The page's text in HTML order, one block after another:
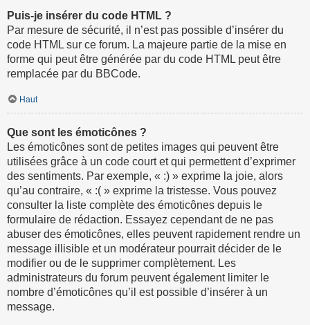
Puis-je insérer du code HTML ?
Par mesure de sécurité, il n’est pas possible d’insérer du
code HTML sur ce forum. La majeure partie de la mise en
forme qui peut être générée par du code HTML peut être
remplacée par du BBCode.
Haut
Que sont les émoticônes ?
Les émoticônes sont de petites images qui peuvent être
utilisées grâce à un code court et qui permettent d’exprimer
des sentiments. Par exemple, « :) » exprime la joie, alors
qu’au contraire, « :( » exprime la tristesse. Vous pouvez
consulter la liste complète des émoticônes depuis le
formulaire de rédaction. Essayez cependant de ne pas
abuser des émoticônes, elles peuvent rapidement rendre un
message illisible et un modérateur pourrait décider de le
modifier ou de le supprimer complètement. Les
administrateurs du forum peuvent également limiter le
nombre d’émoticônes qu’il est possible d’insérer à un
message.